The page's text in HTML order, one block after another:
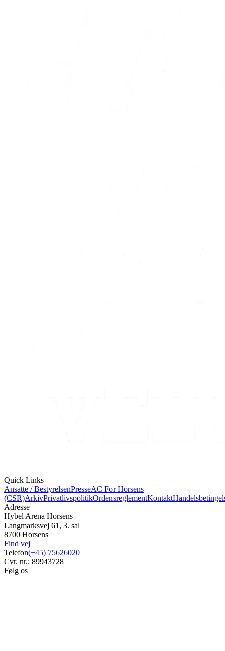
Quick Links
Ansatte / BestyrelsenPresseAC For Horsens
(CSR)ArkivPrivatlivspolitikOrdensreglementKontakt
Adresse
Hybel Arena Horsens
Langmarksvej 61, 3. sal
8700 Horsens
Find vej
Telefon(+45) 75626020
Cvr. nr.: 89943728
Følg os